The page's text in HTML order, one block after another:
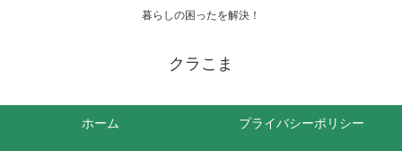
暮らしの困ったを解決！
クラこま
ホーム プライバシーポリシー